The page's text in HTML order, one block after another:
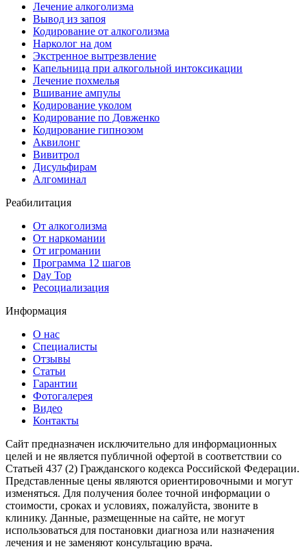
Лечение алкоголизма
Вывод из запоя
Кодирование от алкоголизма
Нарколог на дом
Экстренное вытрезвление
Капельница при алкогольной интоксикации
Лечение похмелья
Вшивание ампулы
Кодирование уколом
Кодирование по Довженко
Кодирование гипнозом
Аквилонг
Вивитрол
Дисульфирам
Алгоминал
Реабилитация
От алкоголизма
От наркомании
От игромании
Программа 12 шагов
Day Top
Ресоциализация
Информация
О нас
Специалисты
Отзывы
Статьи
Гарантии
Фотогалерея
Видео
Контакты
Сайт предназначен исключительно для информационных
целей и не является публичной офертой в соответствии со
Статьей 437 (2) Гражданского кодекса Российской Федерации.
Представленные цены являются ориентировочными и могут
изменяться. Для получения более точной информации о
стоимости, сроках и условиях, пожалуйста, звоните в
клинику. Данные, размещенные на сайте, не могут
использоваться для постановки диагноза или назначения
лечения и не заменяют консультацию врача.